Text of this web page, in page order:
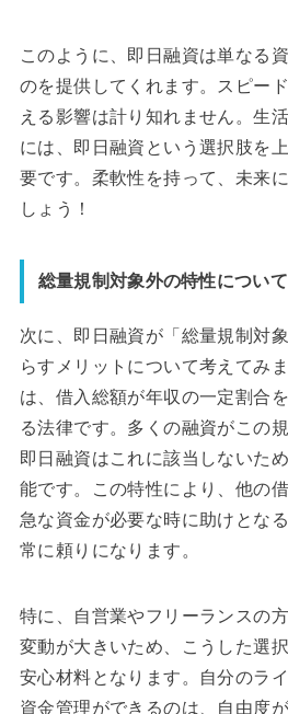
このように、即日融資は単なる
のを提供してくれます。スピー
える影響は計り知れません。生
には、即日融資という選択肢を
要です。柔軟性を持って、未来
しょう！
総量規制対象外の特性について
次に、即日融資が「総量規制対
らすメリットについて考えてみ
は、借入総額が年収の一定割合
る法律です。多くの融資がこの
即日融資はこれに該当しないた
能です。この特性により、他の
急な資金が必要な時に助けとな
常に頼りになります。
特に、自営業やフリーランスの
変動が大きいため、こうした選
安心材料となります。自分のラ
資金管理ができるのは、自由度